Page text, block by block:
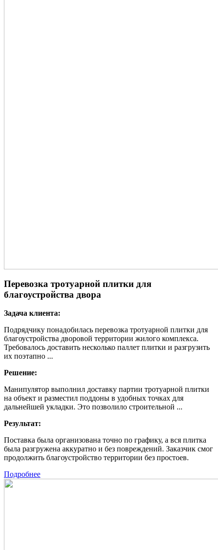
Перевозка тротуарной плитки для
благоустройства двора
Задача клиента:
Подрядчику понадобилась перевозка тротуарной плитки для
благоустройства дворовой территории жилого комплекса.
Требовалось доставить несколько паллет плитки и разгрузить
их поэтапно ...
Решение:
Манипулятор выполнил доставку партии тротуарной плитки
на объект и разместил поддоны в удобных точках для
дальнейшей укладки. Это позволило строительной ...
Результат:
Поставка была организована точно по графику, а вся плитка
была разгружена аккуратно и без повреждений. Заказчик смог
продолжить благоустройство территории без простоев.
Подробнее